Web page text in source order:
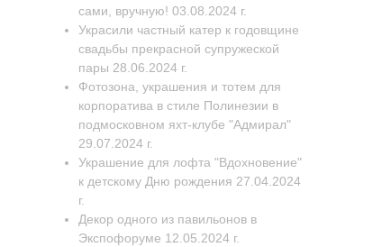
сами, вручную! 03.08.2024 г.
Украсили частный катер к годовщине
свадьбы прекрасной супружеской
пары 28.06.2024 г.
Фотозона, украшения и тотем для
корпоратива в стиле Полинезии в
подмосковном яхт-клубе "Адмирал"
29.07.2024 г.
Украшение для лофта "Вдохновение"
к детскому Дню рождения 27.04.2024
г.
Декор одного из павильонов в
Экспофоруме 12.05.2024 г.